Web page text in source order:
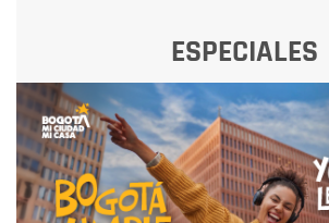
ESPECIALES